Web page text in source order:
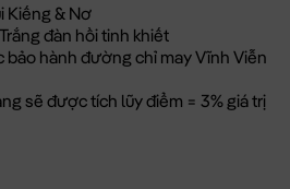
Kiếng & Nơ
đàn hồi tinh khiết
bảo hành đường chỉ may Vĩnh Viễn
sẽ được tích lũy điểm = 3% giá trị